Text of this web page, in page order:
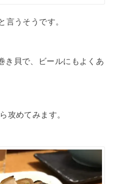
言うそうです。
き貝で、ビールにもよくあ
攻めてみます。